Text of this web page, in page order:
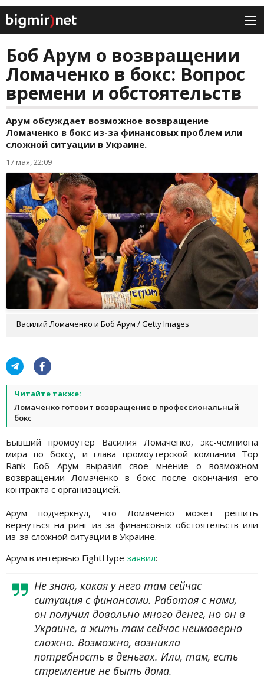
Боб Арум о возвращении
Ломаченко в бокс: Вопрос
времени и обстоятельств
Арум обсуждает возможное возвращение
Ломаченко в бокс из-за финансовых проблем или
сложной ситуации в Украине.
17 мая, 22:09
Василий Ломаченко и Боб Арум / Getty Images
Читайте также:
Ломаченко готовит возвращение в профессиональный
бокс
Бывший промоутер Василия Ломаченко, экс-чемпиона
мира по боксу, и глава промоутерской компании Top
Rank Боб Арум выразил свое мнение о возможном
возвращении Ломаченко в бокс после окончания его
контракта с организацией.
Арум подчеркнул, что Ломаченко может решить
вернуться на ринг из-за финансовых обстоятельств или
из-за сложной ситуации в Украине.
Арум в интервью FightHype заявил:
Не знаю, какая у него там сейчас
ситуация с финансами. Работая с нами,
он получил довольно много денег, но он в
Украине, а жить там сейчас неимоверно
сложно. Возможно, возникла
потребность в деньгах. Или, там, есть
стремление не быть дома.